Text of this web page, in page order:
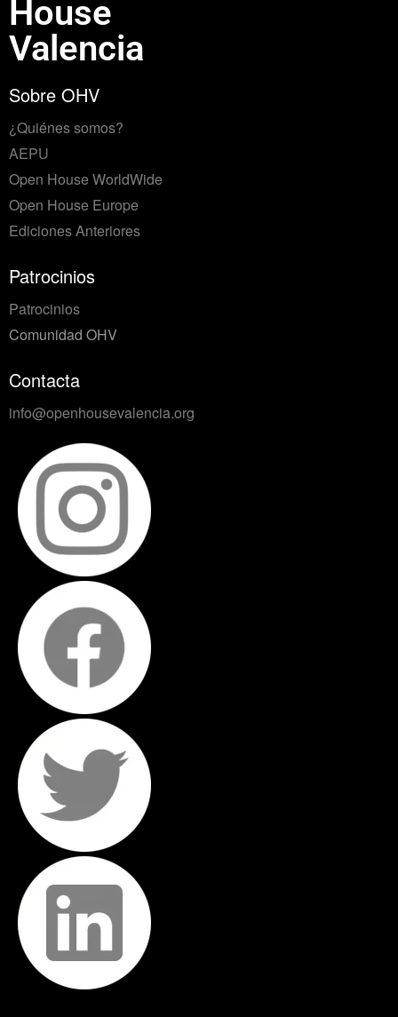
House
Valencia
Sobre OHV
¿Quiénes somos?
AEPU
Open House WorldWide
Open House Europe
Ediciones Anteriores
Patrocinios
Patrocinios
Comunidad OHV
Contacta
info@openhousevalencia.org